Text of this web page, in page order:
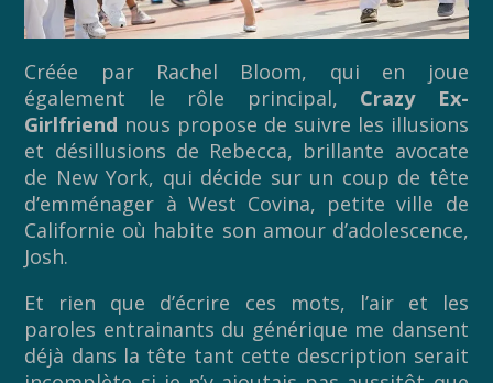
Créée par Rachel Bloom, qui en joue
également le rôle principal, Crazy Ex-
Girlfriend nous propose de suivre les illusions
et désillusions de Rebecca, brillante avocate
de New York, qui décide sur un coup de tête
d’emménager à West Covina, petite ville de
Californie où habite son amour d’adolescence,
Josh.
Et rien que d’écrire ces mots, l’air et les
paroles entrainants du générique me dansent
déjà dans la tête tant cette description serait